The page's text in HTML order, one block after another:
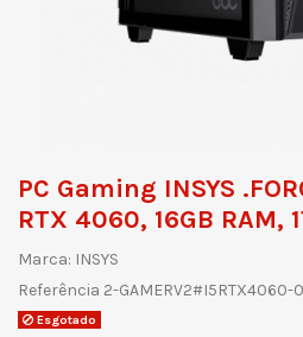
PC Gaming INSYS
RTX 4060, 16GB RAM,
Marca: INSYS
Referência 2-GAMERV2#I5RTX4060-
Esgotado